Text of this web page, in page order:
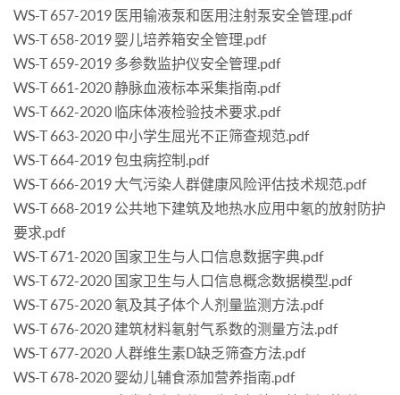
WS-T 657-2019 医用输液泵和医用注射泵安全管理.pdf
WS-T 658-2019 婴儿培养箱安全管理.pdf
WS-T 659-2019 多参数监护仪安全管理.pdf
WS-T 661-2020 静脉血液标本采集指南.pdf
WS-T 662-2020 临床体液检验技术要求.pdf
WS-T 663-2020 中小学生屈光不正筛查规范.pdf
WS-T 664-2019 包虫病控制.pdf
WS-T 666-2019 大气污染人群健康风险评估技术规范.pdf
WS-T 668-2019 公共地下建筑及地热水应用中氡的放射防护
要求.pdf
WS-T 671-2020 国家卫生与人口信息数据字典.pdf
WS-T 672-2020 国家卫生与人口信息概念数据模型.pdf
WS-T 675-2020 氡及其子体个人剂量监测方法.pdf
WS-T 676-2020 建筑材料氡射气系数的测量方法.pdf
WS-T 677-2020 人群维生素D缺乏筛查方法.pdf
WS-T 678-2020 婴幼儿辅食添加营养指南.pdf